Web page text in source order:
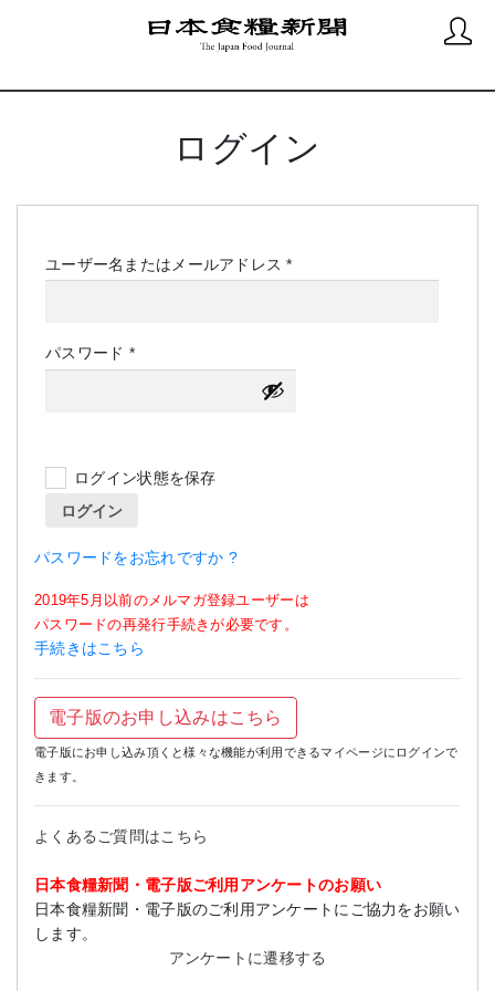
ログイン
ユーザー名またはメールアドレス*必
パスワード *必
須
ログイン状態を保存
ログイン
パスワードをお忘れですか ?
2019年5月以前のメルマガ登録ユーザーは
パスワードの再発行手続きが必要です。
手続きはこちら
電子版のお申し込みはこちら
電子版にお申し込み頂くと様々な機能が利用できるマイページにログインで
きます。
よくあるご質問はこちら
日本食糧新聞・電子版ご利用アンケートのお願い
日本食糧新聞・電子版のご利用アンケートにご協力をお願い
します。
アンケートに遷移する